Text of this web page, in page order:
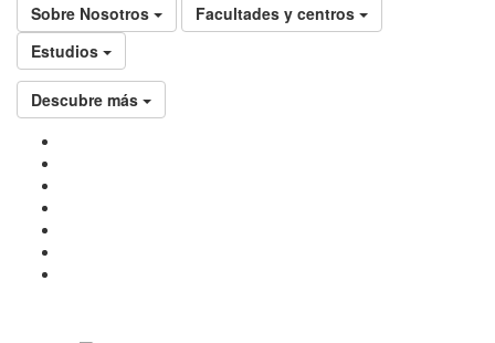
Sobre Nosotros
Facultades y centros
Estudios
Descubre más